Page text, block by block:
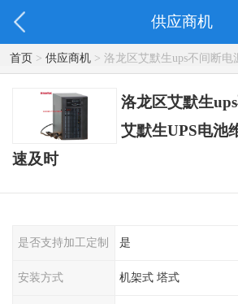
供应商机
首页> 供应商机> 洛龙区艾默生ups不间断电
维修 售后响应迅速及时
洛龙区艾默生
艾默生UPS电池
速及时
是否支持加工定制 是
安装方式 机架式 塔式